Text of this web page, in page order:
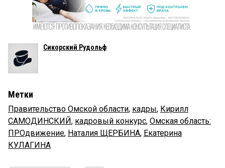
Сикорский Рудольф
Метки
Правительство Омской области, кадры, Кирилл
САМОДИНСКИЙ, кадровый конкурс, Омская область:
ПРОдвижение, Наталия ЩЕРБИНА, Екатерина
КУЛАГИНА